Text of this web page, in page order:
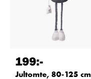
199:-
Jultomte, 80-125 cm